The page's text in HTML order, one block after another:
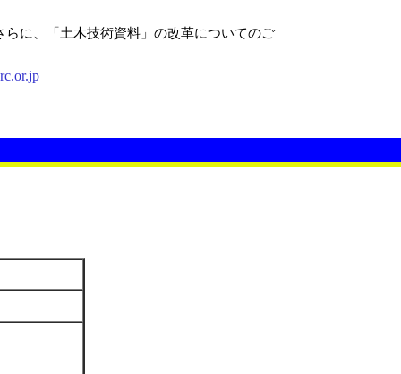
に、「土木技術資料」の改革についてのご